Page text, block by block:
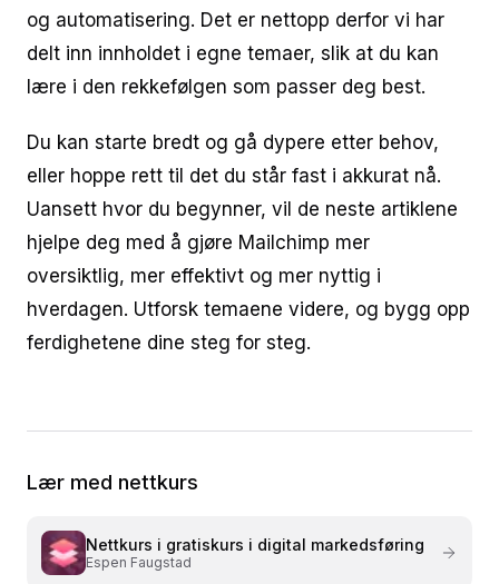
og automatisering. Det er nettopp derfor vi har
delt inn innholdet i egne temaer, slik at du kan
lære i den rekkefølgen som passer deg best.
Du kan starte bredt og gå dypere etter behov,
eller hoppe rett til det du står fast i akkurat nå.
Uansett hvor du begynner, vil de neste artiklene
hjelpe deg med å gjøre Mailchimp mer
oversiktlig, mer effektivt og mer nyttig i
hverdagen. Utforsk temaene videre, og bygg opp
ferdighetene dine steg for steg.
Lær med nettkurs
Nettkurs i gratiskurs i digital markedsføring
Espen Faugstad